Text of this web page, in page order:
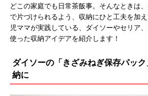
どこの家庭でも日常茶飯事。そんなときは
で片づけられるよう、収納にひと工夫を加
児ママが実践している、ダイソーやセリア
使った収納アイデアを紹介します！
ダイソーの「きざみねぎ保存パッ
納に